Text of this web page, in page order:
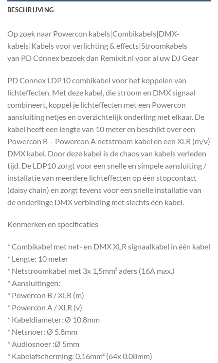
BESCHRIJVING
Op zoek naar Powercon kabels|Combikabels|DMX-
kabels|Kabels voor verlichting & effects|Stroomkabels
van PD Connex bezoek dan Remixit.nl voor al uw DJ Gear
PD Connex LDP10 combikabel voor het koppelen van
lichteffecten. Met deze kabel, die stroom en DMX signaal
combineert, koppel je lichteffecten met een Powercon
aansluiting netjes en overzichtelijk onderling met elkaar. De
kabel heeft een lengte van 10 meter en beschikt over een
Powercon B – Powercon A netstroom kabel en een XLR (m/v)
DMX kabel. Door deze kabel is de chaos van kabels verleden
tijd. De LDP10 zorgt voor een snelle en simpele aansluiting /
installatie van meerdere lichteffecten op één stopcontact
(daisy chain) en zorgt tevens voor een snelle installatie van
de onderlinge DMX verbinding met slechts één kabel.
Kenmerken en specificaties
* Combikabel met net- en DMX XLR signaalkabel in één kabel
* Lengte: 10 meter
* Netstroomkabel met 3x 1,5mm² aders (16A max.)
* Aansluitingen:
* Powercon B / XLR (m)
* Powercon A / XLR (v)
* Kabeldiameter: Ø 10.8mm
* Netsnoer: Ø 5.8mm
* Audiosnoer :Ø 5mm
* Kabelafscherming: 0.16mm² (64x 0.08mm)